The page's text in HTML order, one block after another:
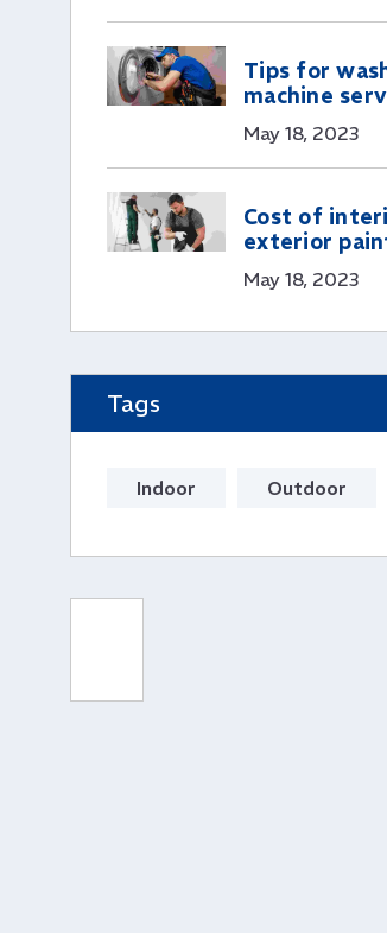
Tips for
machine
May 18, 2023
Cost of
exterior
May 18, 2023
Tags
Indoor Outdoor